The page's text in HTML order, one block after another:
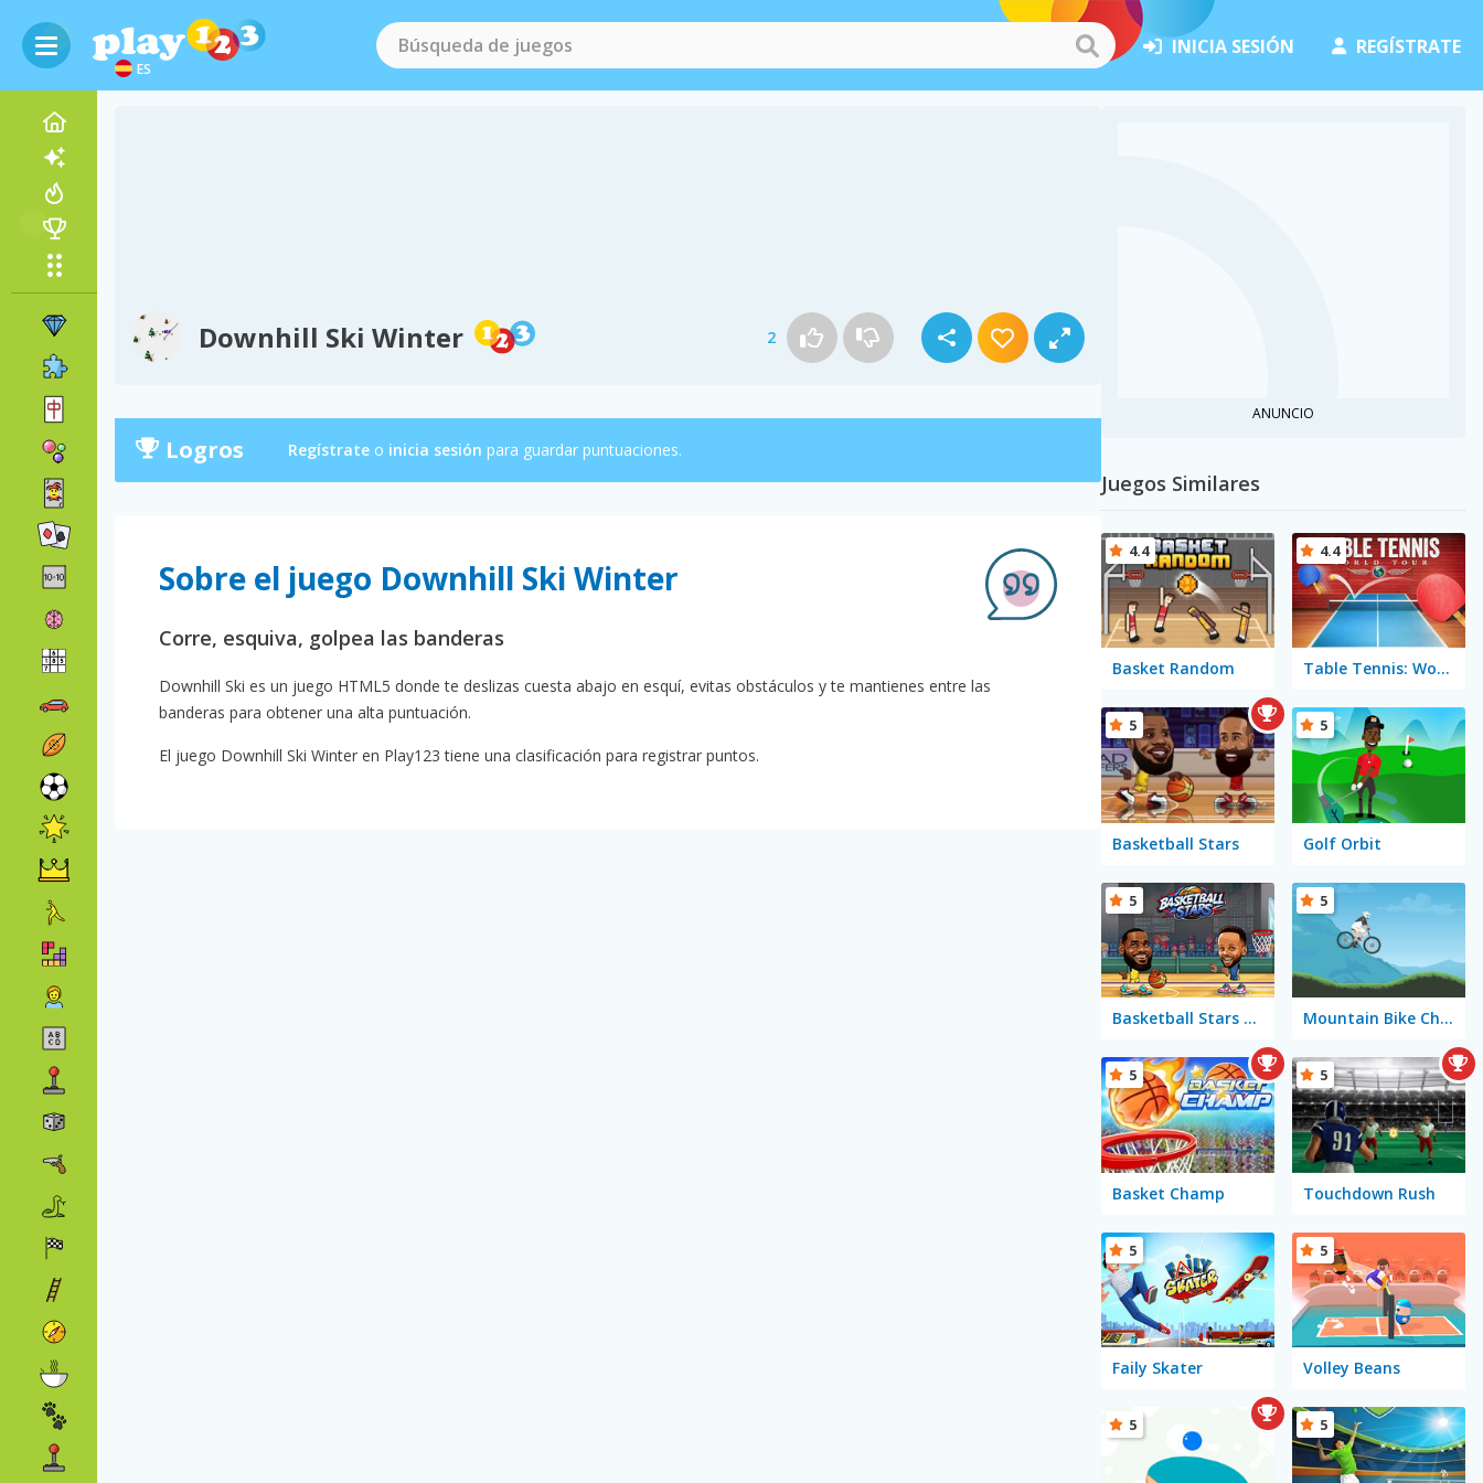
ES
INICIA SESIÓN REGÍSTRATE
Downhill Ski Winter 2
Logros Regístrate o inicia sesión para guardar puntuaciones.
Sobre el juego Downhill Ski Winter
Corre, esquiva, golpea las banderas
Downhill Ski es un juego HTML5 donde te deslizas cuesta abajo en esquí, evitas obstáculos y te mantienes entre las
banderas para obtener una alta puntuación.
El juego Downhill Ski Winter en Play123 tiene una clasificación para registrar puntos.
ANUNCIO
Juegos Similares
Basket Random
4.4
Table Tennis: World Tour
4.4
Basketball Stars
5
Golf Orbit
5
Basketball Stars 2026
5
Mountain Bike Challenge
5
Basket Champ
5
Touchdown Rush
5
Faily Skater
5
Volley Beans
5
5 5